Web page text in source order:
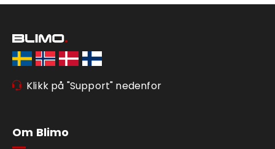
Klikk på "Support" nedenfor
Om Blimo